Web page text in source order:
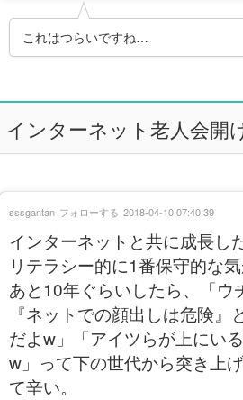
これはつらいですね…
インターネット老人会開
インターネットと共に成長し
リテラシー的に1番保守的な
あと10年ぐらいしたら、「ウ
『ネットでの顔出しは危険
だよw」「アイツらが上にい
w」って下の世代から突き上
て辛い。
sssgantan フォローする 2018-04-10 07:40:39